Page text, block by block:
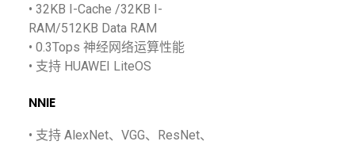
• 32KB I-Cache /32KB I-
RAM/512KB Data RAM
• 0.3Tops 神经网络运算性能
• 支持 HUAWEI LiteOS
NNIE
• 支持 AlexNet、VGG、ResNet、